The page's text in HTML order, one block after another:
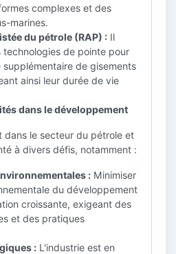
complexes et des
marines.
du pétrole (RAP) : Il
technologies de pointe pour
de gisements
ainsi leur durée de vie
dans le développement
dans le secteur du pétrole et
à divers défis, notamment :
: Minimiser
du développement
croissante, exigeant des
et des pratiques
: L'industrie est en